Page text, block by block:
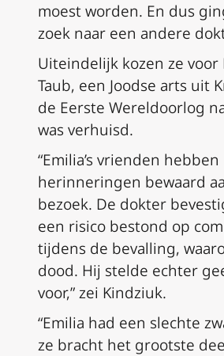
moest worden. En dus
zoek naar een andere
Uiteindelijk kozen ze voor
Taub, een Joodse arts uit
de Eerste Wereldoorlog
was verhuisd.
“Emilia’s vrienden hebben
herinneringen bewaard
bezoek. De dokter
een risico bestond op
tijdens de bevalling,
dood. Hij stelde echter
voor,” zei Kindziuk.
“Emilia had een slechte
ze bracht het grootste